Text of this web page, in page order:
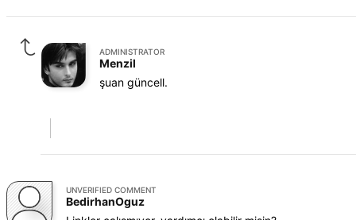
ADMINISTRATOR
Menzil
şuan güncell.
UNVERIFIED COMMENT
BedirhanOguz